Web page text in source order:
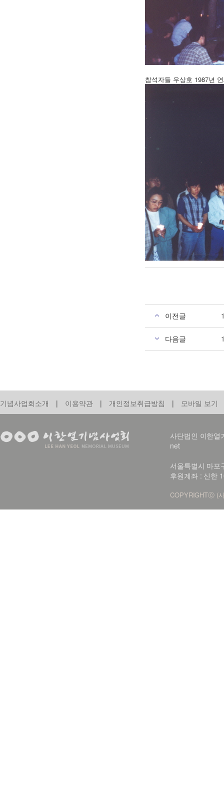
참석자들 우상호 1987년
이전글
다음글
기념사업회소개 | 이용약관 | 개인정보취급방침 | 모바일 보기
사단법인 이한
net
서울특별시 마
후원계좌 : 신한
COPYRIGHTⓒ (